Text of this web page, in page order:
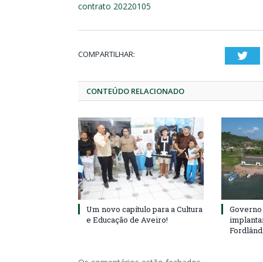
contrato 20220105
COMPARTILHAR:
CONTEÚDO RELACIONADO
Um novo capítulo para a Cultura
e Educação de Aveiro!